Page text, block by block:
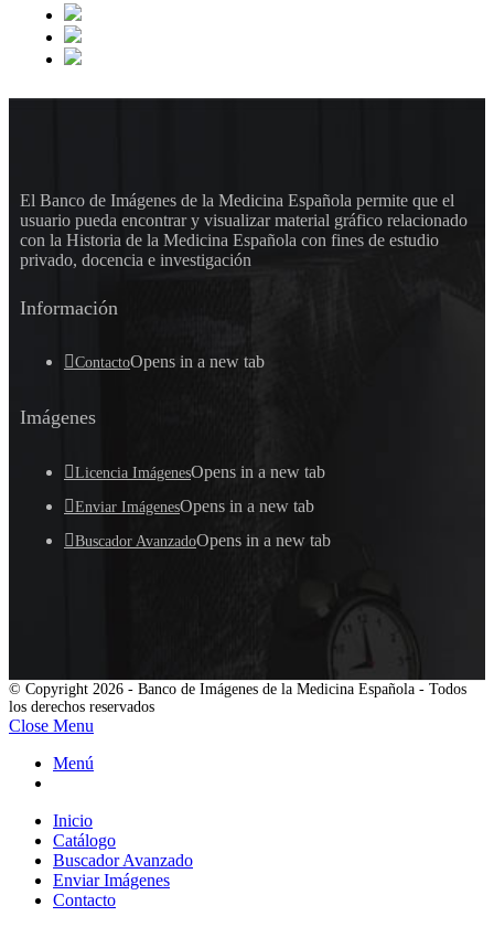
El Banco de Imágenes de la Medicina Española permite que el
usuario pueda encontrar y visualizar material gráfico relacionado
con la Historia de la Medicina Española con fines de estudio
privado, docencia e investigación
Información
ContactoOpens in a new tab
Imágenes
Licencia ImágenesOpens in a new tab
Enviar ImágenesOpens in a new tab
Buscador AvanzadoOpens in a new tab
© Copyright 2026 - Banco de Imágenes de la Medicina Española - Todos
los derechos reservados
Close Menu
Menú
Inicio
Catálogo
Buscador Avanzado
Enviar Imágenes
Contacto